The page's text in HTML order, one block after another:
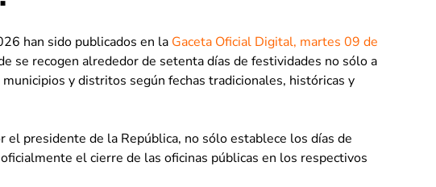
han sido publicados en la Gaceta Oficial Digital, martes 09 de
se recogen alrededor de setenta días de festividades no sólo a
y distritos según fechas tradicionales, históricas y
el presidente de la República, no sólo establece los días de
el cierre de las oficinas públicas en los respectivos